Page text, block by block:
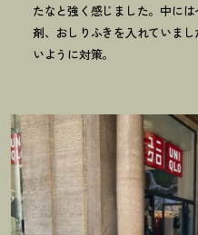
たなと強く感じました。中に
剤、おしりふきを入れていま
いように対策。